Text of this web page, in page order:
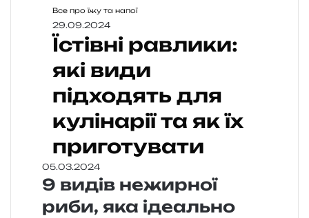
Все про їжу та напої
29.09.2024
Їстівні равлики:
які види
підходять для
кулінарії та як їх
приготувати
05.03.2024
9 видів нежирної
риби, яка ідеально